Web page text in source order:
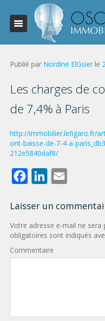
Publié par Nordine ElGsier le
Les charges de
de 7,4% à Paris
http://immobilier.lefigaro.fr/
ont-baisse-de-7-4-a-
212e5840daf8/
Facebook
LinkedIn
Laisser un
Votre adresse e-mail ne sera
obligatoires sont indiqués
Commentaire